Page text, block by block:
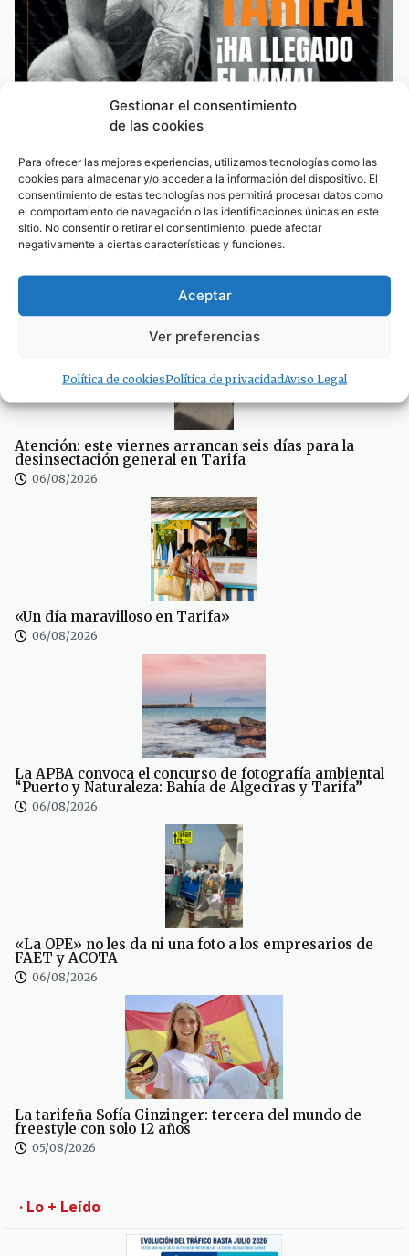
Gestionar el consentimiento
de las cookies
Para ofrecer las mejores experiencias, utilizamos tecnologías como las
cookies para almacenar y/o acceder a la información del dispositivo. El
consentimiento de estas tecnologías nos permitirá procesar datos como
el comportamiento de navegación o las identificaciones únicas en este
sitio. No consentir o retirar el consentimiento, puede afectar
negativamente a ciertas características y funciones.
Aceptar
Ver preferencias
Política de cookiesPolítica de privacidadAviso Legal
Este sábado deporte y música con una espectacular velada
Este sábado deporte y música con una espectacular
velada de MMA y Rigo Pex-MENEO
Atención: este viernes arrancan seis días para la
desinsectación general en Tarifa
06/08/2026
«Un día maravilloso en Tarifa»
06/08/2026
La APBA convoca el concurso de fotografía ambiental
“Puerto y Naturaleza: Bahía de Algeciras y Tarifa”
06/08/2026
«La OPE» no les da ni una foto a los empresarios de
FAET y ACOTA
06/08/2026
La tarifeña Sofía Ginzinger: tercera del mundo de
freestyle con solo 12 años
05/08/2026
· Lo + Leído